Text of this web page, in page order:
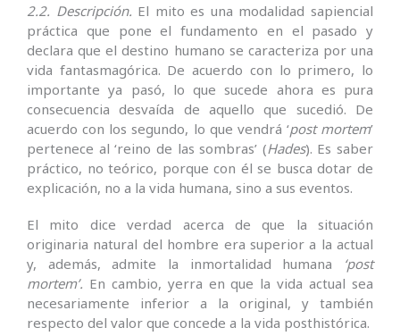
2.2. Descripción. El mito es una modalidad sapiencial
práctica que pone el fundamento en el pasado y
declara que el destino humano se caracteriza por una
vida fantasmagórica. De acuerdo con lo primero, lo
importante ya pasó, lo que sucede ahora es pura
consecuencia desvaída de aquello que sucedió. De
acuerdo con los segundo, lo que vendrá ‘post mortem’
pertenece al ‘reino de las sombras’ (Hades). Es saber
práctico, no teórico, porque con él se busca dotar de
explicación, no a la vida humana, sino a sus eventos.
El mito dice verdad acerca de que la situación
originaria natural del hombre era superior a la actual
y, además, admite la inmortalidad humana ‘post
mortem’. En cambio, yerra en que la vida actual sea
necesariamente inferior a la original, y también
respecto del valor que concede a la vida posthistórica.